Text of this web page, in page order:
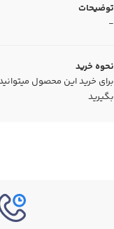
توضیحات
-
نحوه خرید
برای خرید این محصول
بگیرید